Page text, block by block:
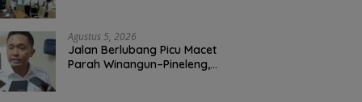
Layanan Publik
Agustus 5, 2026
Jalan Berlubang Picu Macet
Parah Winangun–Pineleng,